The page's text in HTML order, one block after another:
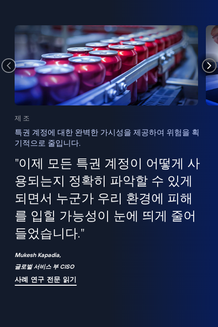
제조
특권 계정에 대한 완벽한 가시성을 제공하여 위험을 획
기적으로 줄입니다.
"이제 모든 특권 계정이 어떻게 사
용되는지 정확히 파악할 수 있게
되면서 누군가 우리 환경에 피해
를 입힐 가능성이 눈에 띄게 줄어
들었습니다."
Mukesh Kapadia,
글로벌 서비스 부 CISO
사례 연구 전문 읽기